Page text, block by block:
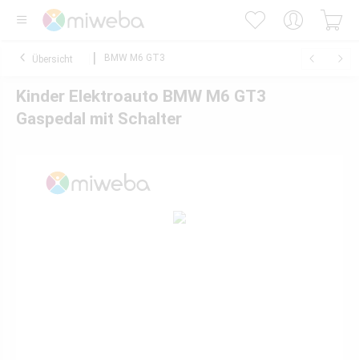
Übersicht BMW M6 GT3
Kinder Elektroauto BMW M6 GT3
Gaspedal mit Schalter